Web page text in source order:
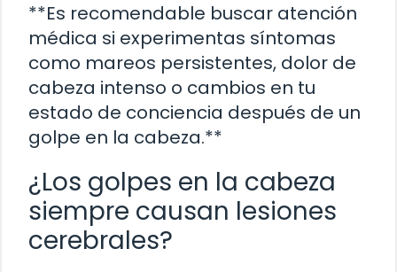
**Es recomendable buscar atención
médica si experimentas síntomas
como mareos persistentes, dolor de
cabeza intenso o cambios en tu
estado de conciencia después de un
golpe en la cabeza.**
¿Los golpes en la cabeza
siempre causan lesiones
cerebrales?